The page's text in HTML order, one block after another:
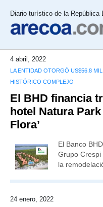
Diario turístico de la República
4 abril, 2022
LA ENTIDAD OTORGÓ US$56.8
HISTÓRICO COMPLEJO
El BHD financia
hotel Natura
Flora’
El Banco
Grupo
la
24 enero, 2022